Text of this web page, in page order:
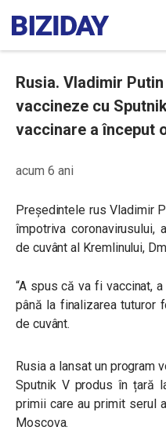
Rusia. Vladimir
vaccineze cu
vaccinare a început
acum 6 ani
Președintele rus Vladimir
împotriva coronavirusului,
de cuvânt al Kremlinului,
“A spus că va fi vaccinat,
până la finalizarea tuturor
de cuvânt.
Rusia a lansat un program
Sputnik V produs în țară
primii care au primit serul
Moscova.